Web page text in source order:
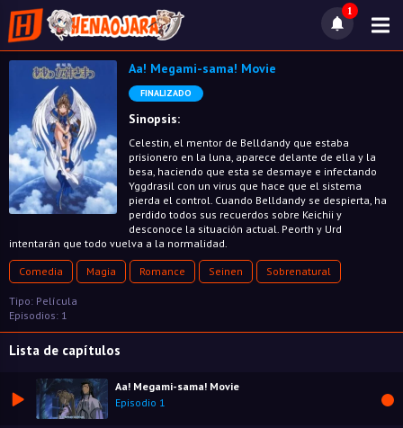
1
Aa! Megami-sama! Movie
FINALIZADO
Sinopsis:
Celestin, el mentor de Belldandy que estaba
prisionero en la luna, aparece delante de ella y la
besa, haciendo que esta se desmaye e infectando
Yggdrasil con un virus que hace que el sistema
pierda el control. Cuando Belldandy se despierta, ha
perdido todos sus recuerdos sobre Keichii y
desconoce la situación actual. Peorth y Urd
intentarán que todo vuelva a la normalidad.
Comedia Magia Romance Seinen Sobrenatural
Tipo: Película
Episodios: 1
Lista de capítulos
Aa! Megami-sama! Movie
Episodio 1